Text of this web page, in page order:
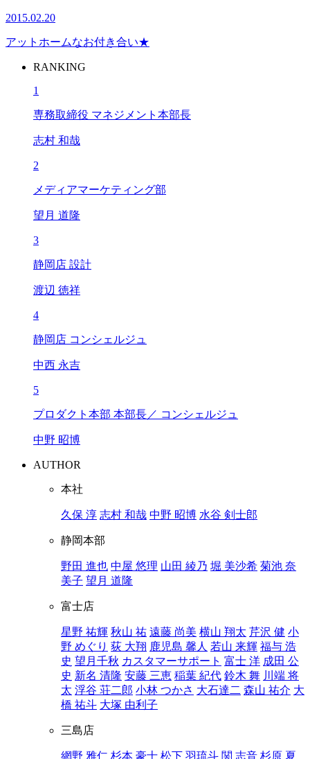
2015.02.20
アットホームなお付き合い★
RANKING
1
専務取締役 マネジメント本部長
志村 和哉
2
メディアマーケティング部
望月 道隆
3
静岡店 設計
渡辺 徳祥
4
静岡店 コンシェルジュ
中西 永吉
5
プロダクト本部 本部長／ コンシェルジュ
中野 昭博
AUTHOR
本社
久保 淳 志村 和哉 中野 昭博 水谷 剣士郎
静岡本部
野田 進也 中屋 悠理 山田 綾乃 堀 美沙希 菊池 奈
美子 望月 道隆
富士店
星野 祐輝 秋山 祐 遠藤 尚美 横山 翔太 芹沢 健 小
野 めぐり 荻 大翔 鹿児島 馨人 若山 来輝 福与 浩
史 望月千秋 カスタマーサポート 富士 洋 成田 公
史 新名 清隆 安藤 三恵 稲葉 紀代 鈴木 舞 川端 将
太 浮谷 荘二郎 小林 つかさ 大石達二 森山 祐介 大
橋 祐斗 大塚 由利子
三島店
網野 雅仁 杉本 豪士 松下 羽琉斗 関 志音 杉原 夏